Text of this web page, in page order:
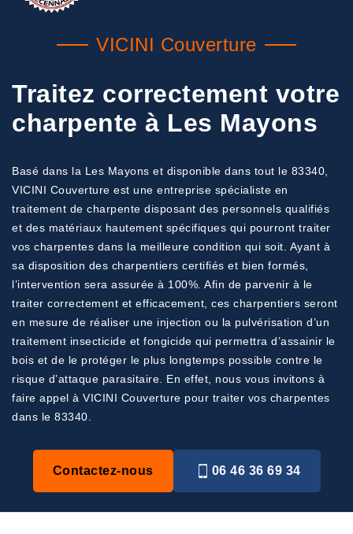
VICINI Couverture
Traitez correctement votre
charpente à Les Mayons
Basé dans la Les Mayons et disponible dans tout le 83340,
VICINI Couverture est une entreprise spécialiste en
traitement de charpente disposant des personnels qualifiés
et des matériaux hautement spécifiques qui pourront traiter
vos charpentes dans la meilleure condition qui soit. Ayant à
sa disposition des charpentiers certifiés et bien formés,
l’intervention sera assurée à 100%. Afin de parvenir à le
traiter correctement et efficacement, ces charpentiers seront
en mesure de réaliser une injection ou la pulvérisation d’un
traitement insecticide et fongicide qui permettra d’assainir le
bois et de le protéger le plus longtemps possible contre le
risque d’attaque parasitaire. En effet, nous vous invitons à
faire appel à VICINI Couverture pour traiter vos charpentes
dans le 83340.
Contactez-nous 06 46 36 69 34